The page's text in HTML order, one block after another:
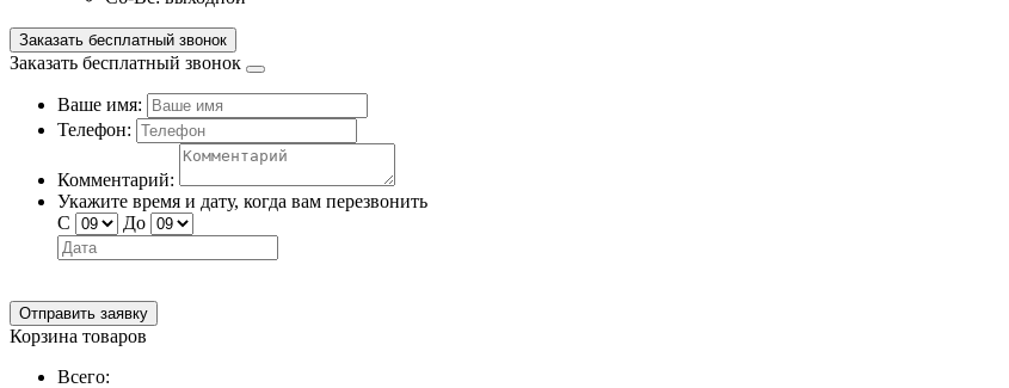
Заказать бесплатный звонок
Заказать бесплатный звонок
Ваше имя:
Телефон:
Комментарий:
Укажите время и дату, когда вам перезвонить
С
До
Отправить заявку
Корзина товаров
Всего: